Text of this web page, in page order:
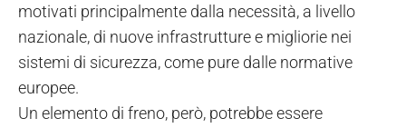
motivati principalmente dalla necessità, a livello
nazionale, di nuove infrastrutture e migliorie nei
sistemi di sicurezza, come pure dalle normative
europee.
Un elemento di freno, però, potrebbe essere